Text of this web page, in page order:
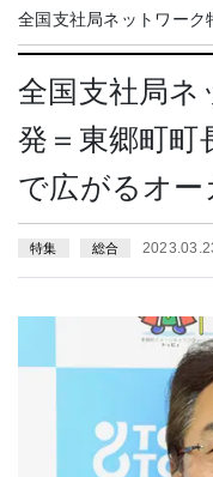
全国支社局ネットワーク
全国支社局ネ
発＝東郷町
で広がるオ
特集 総合